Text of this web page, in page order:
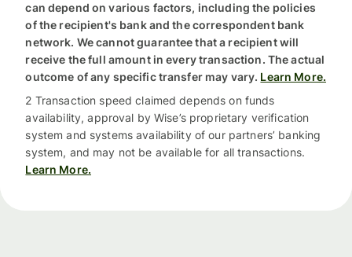
can depend on various factors, including the policies
of the recipient's bank and the correspondent bank
network. We cannot guarantee that a recipient will
receive the full amount in every transaction. The actual
outcome of any specific transfer may vary. Learn More.
2 Transaction speed claimed depends on funds
availability, approval by Wise’s proprietary verification
system and systems availability of our partners’ banking
system, and may not be available for all transactions.
Learn More.